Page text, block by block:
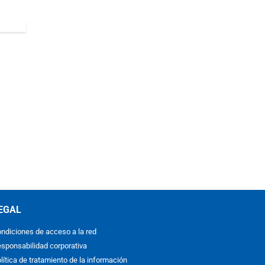
de acceso a la red
corporativa
de tratamiento de la información